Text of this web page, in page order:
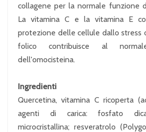
collagene per la normale funzione
La vitamina C e la vitamina E
protezione delle cellule dallo stress
folico contribuisce al
dell'omocisteina.
Ingredienti
Quercetina, vitamina C ricoperta
agenti di carica: fosfato
microcristallina; resveratrolo